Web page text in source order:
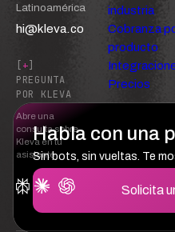
Habla con una
Sin bots, sin vueltas. Te
Solicita
Latinoamérica
hi@kleva.co
[+]
PREGUNTA
POR KLEVA
Abre una
consulta sobre
Kleva en tu
asistente
industria
Cobranza
producto
Precios